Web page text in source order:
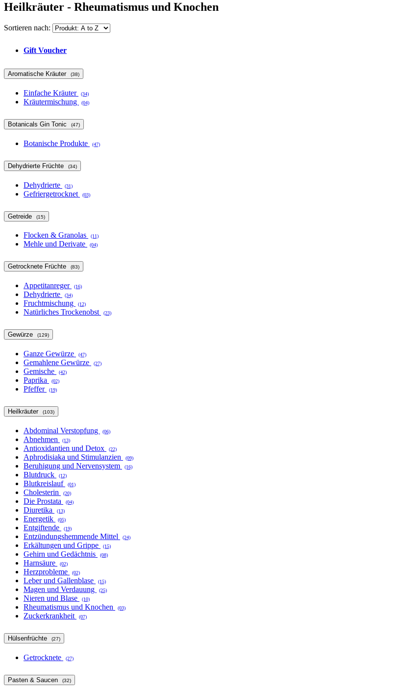
Heilkräuter - Rheumatismus und Knochen
Sortieren nach:
Gift Voucher
Aromatische Kräuter (38)
Einfache Kräuter (34)
Kräutermischung (04)
Botanicals Gin Tonic (47)
Botanische Produkte (47)
Dehydrierte Früchte (34)
Dehydrierte (31)
Gefriergetrocknet (03)
Getreide (15)
Flocken & Granolas (11)
Mehle und Derivate (04)
Getrocknete Früchte (83)
Appetitanreger (16)
Dehydrierte (34)
Fruchtmischung (12)
Natürliches Trockenobst (23)
Gewürze (129)
Ganze Gewürze (47)
Gemahlene Gewürze (27)
Gemische (42)
Paprika (02)
Pfeffer (19)
Heilkräuter (103)
Abdominal Verstopfung (06)
Abnehmen (13)
Antioxidantien und Detox (22)
Aphrodisiaka und Stimulanzien (09)
Beruhigung und Nervensystem (16)
Blutdruck (12)
Blutkreislauf (01)
Cholesterin (20)
Die Prostata (04)
Diuretika (13)
Energetik (05)
Entgiftende (19)
Entzündungshemmende Mittel (24)
Erkältungen und Grippe (15)
Gehirn und Gedächtnis (08)
Harnsäure (02)
Herzprobleme (02)
Leber und Gallenblase (15)
Magen und Verdauung (25)
Nieren und Blase (10)
Rheumatismus und Knochen (03)
Zuckerkrankheit (07)
Hülsenfrüchte (27)
Getrocknete (27)
Pasten & Saucen (32)